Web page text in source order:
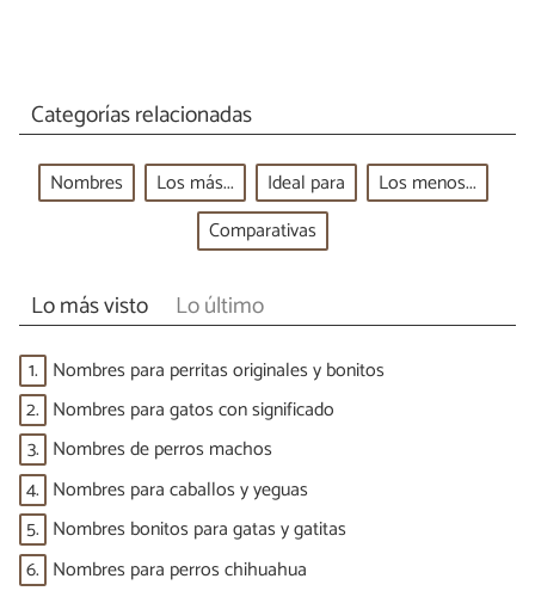
Categorías relacionadas
Nombres Los más... Ideal para
Los menos...
Comparativas
Lo más visto Lo último
1. Nombres para perritas originales y bonitos
2. Nombres para gatos con significado
3. Nombres de perros machos
4. Nombres para caballos y yeguas
5. Nombres bonitos para gatas y gatitas
6. Nombres para perros chihuahua